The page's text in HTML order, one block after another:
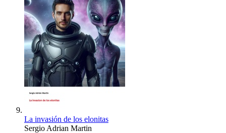
La invasión de los elonitas
Sergio Adrian Martin